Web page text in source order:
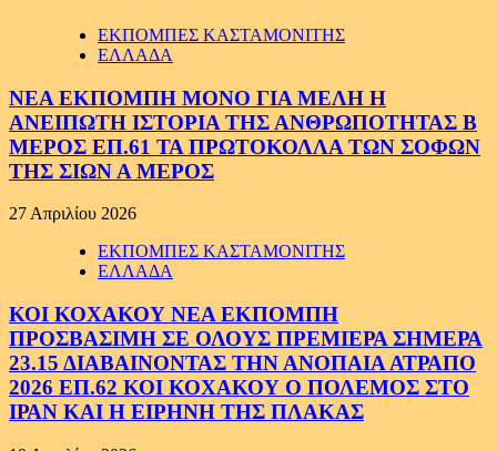
ΕΚΠΟΜΠΕΣ ΚΑΣΤΑΜΟΝΙΤΗΣ
ΕΛΛΑΔΑ
ΝΕΑ ΕΚΠΟΜΠΗ ΜΟΝΟ ΓΙΑ ΜΕΛΗ Η
ΑΝΕΙΠΩΤΗ ΙΣΤΟΡΙΑ ΤΗΣ ΑΝΘΡΩΠΟΤΗΤΑΣ Β
ΜΕΡΟΣ ΕΠ.61 ΤΑ ΠΡΩΤΟΚΟΛΛΑ ΤΩΝ ΣΟΦΩΝ
ΤΗΣ ΣΙΩΝ Α ΜΕΡΟΣ
27 Απριλίου 2026
ΕΚΠΟΜΠΕΣ ΚΑΣΤΑΜΟΝΙΤΗΣ
ΕΛΛΑΔΑ
ΚΟΙ ΚΟΧΑΚΟΥ ΝΕΑ ΕΚΠΟΜΠΗ
ΠΡΟΣΒΑΣΙΜΗ ΣΕ ΟΛΟΥΣ ΠΡΕΜΙΕΡΑ ΣΗΜΕΡΑ
23.15 ΔΙΑΒΑΙΝΟΝΤΑΣ ΤΗΝ ΑΝΟΠΑΙΑ ΑΤΡΑΠΟ
2026 ΕΠ.62 ΚΟΙ ΚΟΧΑΚΟΥ Ο ΠΟΛΕΜΟΣ ΣΤΟ
ΙΡΑΝ ΚΑΙ Η ΕΙΡΗΝΗ ΤΗΣ ΠΛΑΚΑΣ